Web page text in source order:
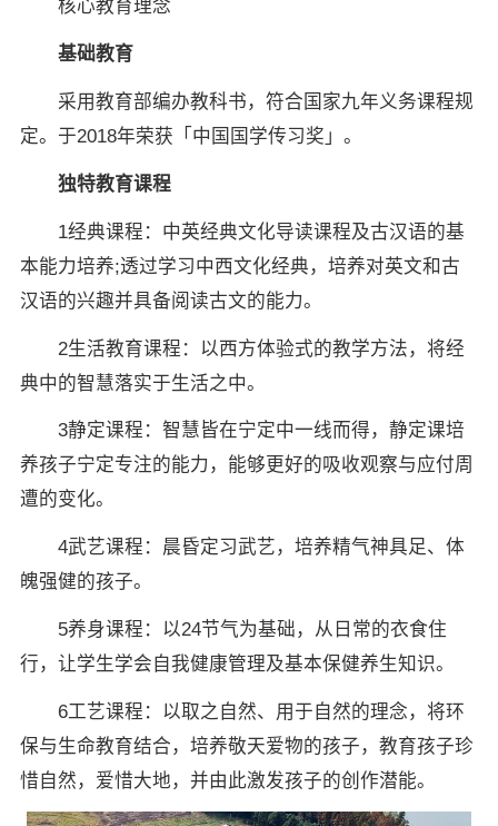
核心教育理念
基础教育
采用教育部编办教科书，符合国家九年义务课程规
定。于2018年荣获「中国国学传习奖」。
独特教育课程
1经典课程：中英经典文化导读课程及古汉语的基
本能力培养;透过学习中西文化经典，培养对英文和古
汉语的兴趣并具备阅读古文的能力。
2生活教育课程：以西方体验式的教学方法，将经
典中的智慧落实于生活之中。
3静定课程：智慧皆在宁定中一线而得，静定课培
养孩子宁定专注的能力，能够更好的吸收观察与应付周
遭的变化。
4武艺课程：晨昏定习武艺，培养精气神具足、体
魄强健的孩子。
5养身课程：以24节气为基础，从日常的衣食住
行，让学生学会自我健康管理及基本保健养生知识。
6工艺课程：以取之自然、用于自然的理念，将环
保与生命教育结合，培养敬天爱物的孩子，教育孩子珍
惜自然，爱惜大地，并由此激发孩子的创作潜能。